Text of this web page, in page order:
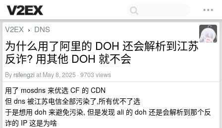
V2EX › DNS
为什么用了阿里的 DOH 还会解析到江苏
反诈? 用其他 DOH 就不会
By rsfengzi at May 8, 2025 · 9703 views
用了 mosdns 来优选 CF 的 CDN
但 dns 被江苏电信全部污染了,所有优不了选
于是想用 doh 来避免污染, 但是发现 ali 的 doh 还是会解析到那个反
诈的 IP 这是为啥